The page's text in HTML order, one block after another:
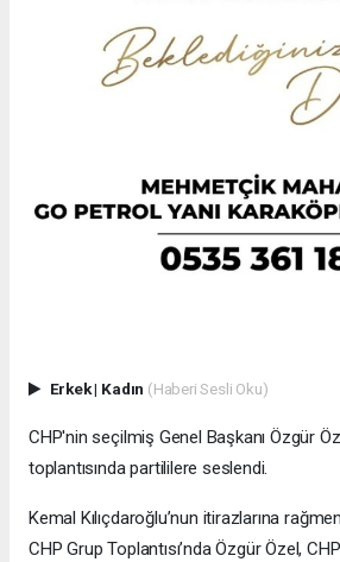
Erkek| Kadın (Haberi Sesli Oku)
CHP'nin seçilmiş Genel Başkanı Özgür
toplantısında partililere seslendi.
Kemal Kılıçdaroğlu’nun itirazlarına
CHP Grup Toplantısı’nda Özgür Özel,